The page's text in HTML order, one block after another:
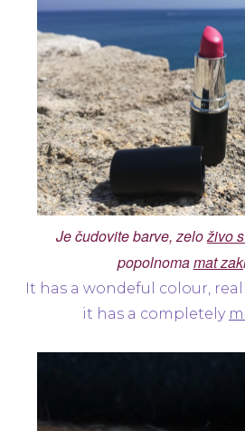
Je čudovite barve, zeloživo
popolnomamat
It has a wondeful colour,
it has a completely